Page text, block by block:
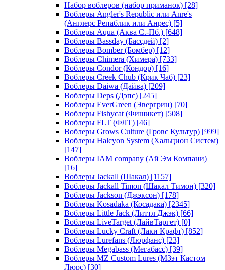
Набор воблеров (набор приманок) [28]
Воблеры Angler's Republic или Anre's
(Англерс Репаблик или Анрес) [5]
Воблеры Aqua (Аква С.-Пб.) [648]
Воблеры Bassday (Бассдей) [2]
Воблеры Bomber (Бомбер) [12]
Воблеры Chimera (Химера) [733]
Воблеры Condor (Кондор) [16]
Воблеры Creek Chub (Крик Чаб) [23]
Воблеры Daiwa (Дайва) [209]
Воблеры Deps (Дэпс) [245]
Воблеры EverGreen (Эвергрин) [70]
Воблеры Fishycat (Фишикет) [508]
Воблеры FLT (ФЛТ) [46]
Воблеры Grows Culture (Гровс Культур) [999]
Воблеры Halcyon System (Хальцион Систем)
[147]
Воблеры IAM company (Ай Эм Компани)
[16]
Воблеры Jackall (Шакал) [1157]
Воблеры Jackall Timon (Шакал Тимон) [320]
Воблеры Jackson (Джэксон) [178]
Воблеры Kosadaka (Косадака) [2345]
Воблеры Little Jack (Литтл Джэк) [66]
Воблеры LiveTarget (ЛайвТаргет) [0]
Воблеры Lucky Craft (Лаки Крафт) [852]
Воблеры Lurefans (Люрфанс) [23]
Воблеры Megabass (Мегабасс) [39]
Воблеры MZ Custom Lures (МЗэт Кастом
Люрс) [30]